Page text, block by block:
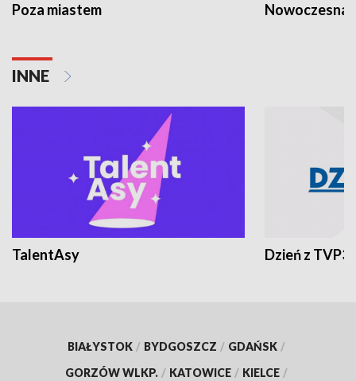
Poza miastem Nowoczesna
INNE
TalentAsy Dzień z TVP3
BIAŁYSTOK / BYDGOSZCZ / GDAŃSK /
GORZÓW WLKP. / KATOWICE / KIELCE /